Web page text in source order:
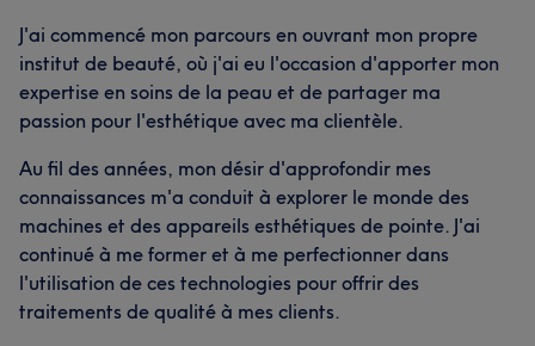
J'ai commencé mon parcours en ouvrant mon propre
institut de beauté, où j'ai eu l'occasion d'apporter mon
expertise en soins de la peau et de partager ma
passion pour l'esthétique avec ma clientèle.
Au fil des années, mon désir d'approfondir mes
connaissances m'a conduit à explorer le monde des
machines et des appareils esthétiques de pointe. J'ai
continué à me former et à me perfectionner dans
l'utilisation de ces technologies pour offrir des
traitements de qualité à mes clients.